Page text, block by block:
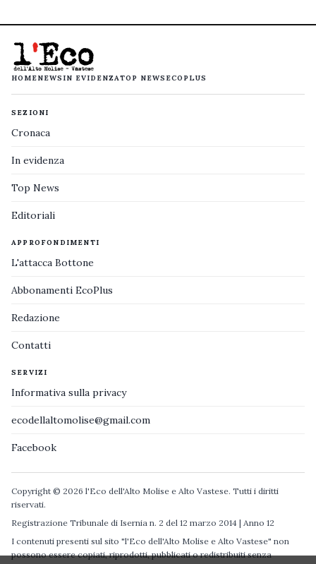
HOMENEWS IN EVIDENZATOP NEWS ECOPLUS
SEZIONI
Cronaca
In evidenza
Top News
Editoriali
APPROFONDIMENTI
L'attacca Bottone
Abbonamenti EcoPlus
Redazione
Contatti
SERVIZI
Informativa sulla privacy
ecodellaltomolise@gmail.com
Facebook
Copyright © 2026 l'Eco dell'Alto Molise e Alto Vastese. Tutti i diritti
riservati.
Registrazione Tribunale di Isernia n. 2 del 12 marzo 2014 | Anno 12
I contenuti presenti sul sito "l'Eco dell'Alto Molise e Alto Vastese" non
possono essere copiati, riprodotti, pubblicati o redistribuiti senza